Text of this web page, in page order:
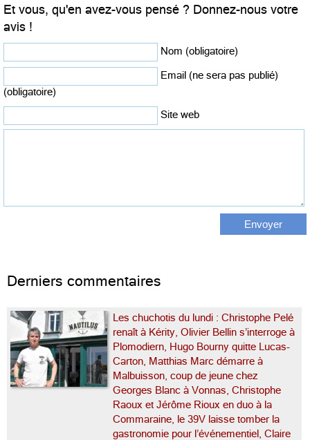
Et vous, qu'en avez-vous pensé ? Donnez-nous votre
avis !
Nom (obligatoire)
Email (ne sera pas publié)
(obligatoire)
Site web
Derniers commentaires
Les chuchotis du lundi : Christophe Pelé
renaît à Kérity, Olivier Bellin s’interroge à
Plomodiern, Hugo Bourny quitte Lucas-
Carton, Matthias Marc démarre à
Malbuisson, coup de jeune chez
Georges Blanc à Vonnas, Christophe
Raoux et Jérôme Rioux en duo à la
Commaraine, le 39V laisse tomber la
gastronomie pour l’événementiel, Claire